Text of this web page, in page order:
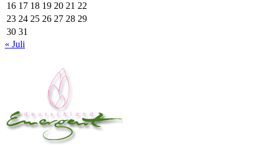
16 17 18 19 20 21 22
23 24 25 26 27 28 29
30 31
« Juli